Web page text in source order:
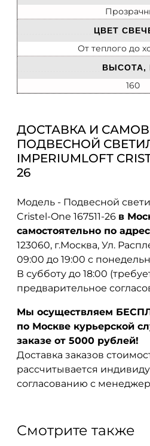
ЦВЕТ
От теплого до
ВЫСОТА,
160
ДОСТАВКА И
ПОДВЕСНОЙ
IMPERIUMLOFT
26
Модель - Подвесной
Cristel-One 167511-26 в
самостоятельно по
123060, г.Москва, Ул.
09:00 до 19:00 с
В субботу до 18:00
предварительное
Мы осуществляем
по Москве курьерской
заказе от 5000 рублей!
Доставка заказов
рассчитывается
согласованию с
Смотрите также